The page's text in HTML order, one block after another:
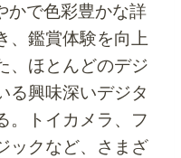
かで色彩豊かな詳
、鑑賞体験を向上
、ほとんどのデジ
る興味深いデジタ
。トイカメラ、フ
ックなど、さまざ